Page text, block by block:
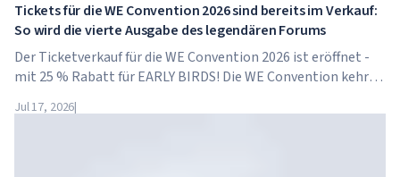
Tickets für die WE Convention 2026 sind bereits im Verkauf:
So wird die vierte Ausgabe des legendären Forums
Der Ticketverkauf für die WE Convention 2026 ist eröffnet -
mit 25 % Rabatt für EARLY BIRDS! Die WE Convention kehrt
November 2026 findet das Forum im...
Jul 17, 2026|